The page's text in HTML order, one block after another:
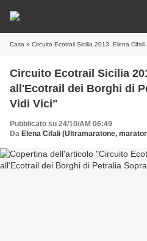
Casa » Circuito Ecotrail Sicilia 2013. Elena Cifali
Circuito Ecotrail Sicilia
all'Ecotrail dei Borghi di
Vidi Vici"
Pubblicato su 24/10/AM 06:49
Da Elena Cifali (Ultramaratone,